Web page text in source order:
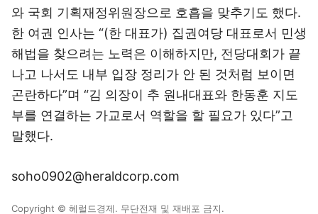
와 국회 기획재정위원장으로 호흡을 맞추기도 했다.
한 여권 인사는 “(한 대표가) 집권여당 대표로서 민생
해법을 찾으려는 노력은 이해하지만, 전당대회가 끝
나고 나서도 내부 입장 정리가 안 된 것처럼 보이면
곤란하다”며 “김 의장이 추 원내대표와 한동훈 지도
부를 연결하는 가교로서 역할을 할 필요가 있다”고
말했다.
soho0902@heraldcorp.com
Copyright © 헤럴드경제. 무단전재 및 재배포 금지.